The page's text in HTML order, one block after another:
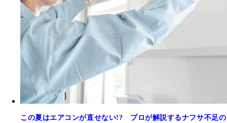
この夏はエアコンが直せない!? プロが解説するナフサ不足の